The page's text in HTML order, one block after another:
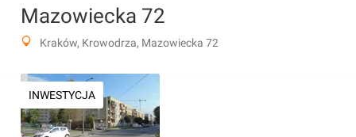
Mazowiecka 72
Kraków, Krowodrza, Mazowiecka 72
INWESTYCJA